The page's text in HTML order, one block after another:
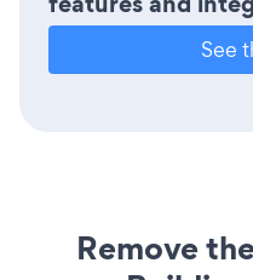
See
Remove